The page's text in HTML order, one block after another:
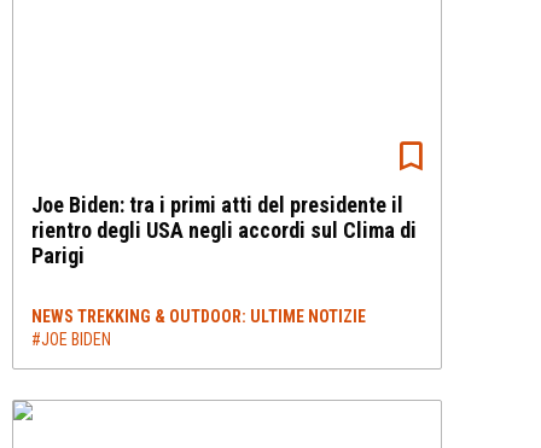
Joe Biden: tra i primi atti del presidente il
rientro degli USA negli accordi sul Clima di
Parigi
NEWS TREKKING & OUTDOOR: ULTIME NOTIZIE
#JOE BIDEN